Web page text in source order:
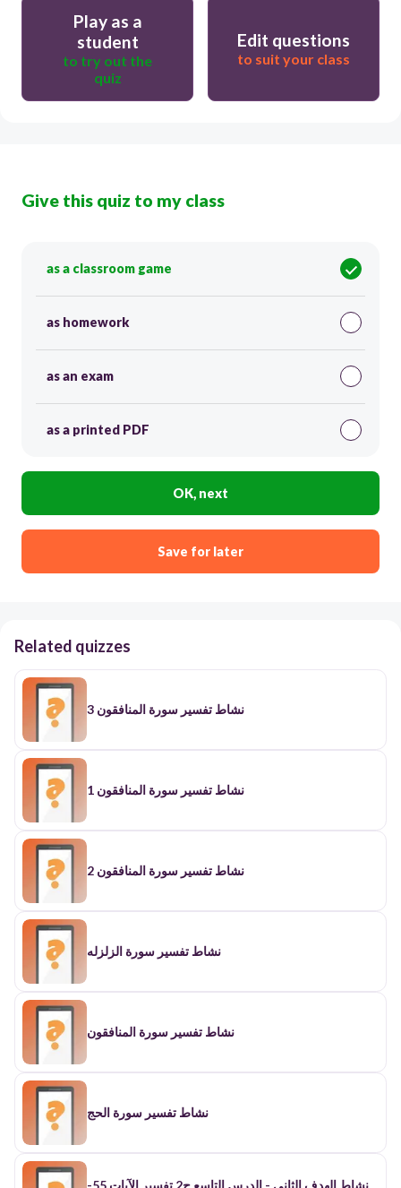
Play as a
student
to try out the
quiz
Edit questions
to suit your class
Give this quiz to my class
as a classroom game
as homework
as an exam
as a printed PDF
OK, next
Save for later
Related quizzes
نشاط تفسير سورة المنافقون 3
نشاط تفسير سورة المنافقون 1
نشاط تفسير سورة المنافقون 2
نشاط تفسير سورة الزلزله
نشاط تفسير سورة المنافقون
نشاط تفسير سورة الحج
نشاط الهدف الثاني - الدرس التاسع ج2 تفسير الآيات 55-